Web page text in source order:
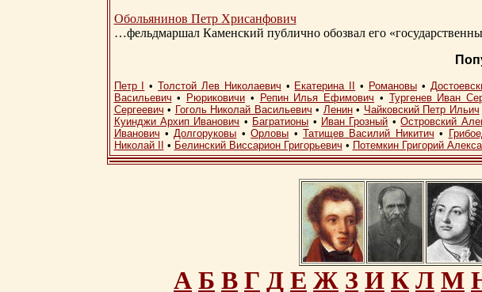
Обольянинов Петр Хрисанфович
…фельдмаршал Каменский публично обозвал его
Петр I •Толстой Лев Николаевич • Екатерина II • Романовы•
Васильевич • Рюриковичи • Репин Илья Ефимович • Тургенев Иван
Сергеевич • Гоголь Николай Васильевич • Ленин• Чайковский Петр Ильич
Куинджи Архип Иванович • Багратионы • Иван Грозный •Островский
Иванович •Долгоруковы •Орловы • Татищев Василий Никитич •
Николай II
• Белинский Виссарион Григорьевич • Потемкин Григорий
А Б В Г Д Е Ж З И К Л М